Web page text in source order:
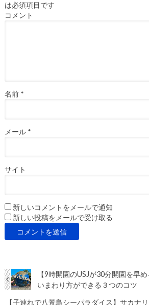
は必須項目です
コメント
名前 *
メール *
サイト
新しいコメントをメールで通知
新しい投稿をメールで受け取る
【9時開園のUSJが30分開園を早
いまわり方ができる３つのコツ
【子連れで八景島シーパラダイス】サカナ